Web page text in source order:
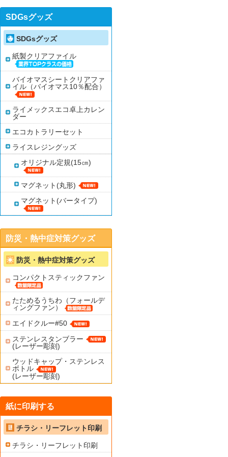
SDGsグッズ
SDGsグッズ
紙製クリアファイル
バイオマスシートクリアファ
イル（バイオマス10％配合）
ライメックスエコ卓上カレン
ダー
エコカトラリーセット
ライスレジングッズ
オリジナル定規(15㎝)
マグネット(丸形)
マグネット(バータイプ)
防災・熱中症対策グッズ
防災・熱中症対策グッズ
コンパクトスティックファン
たためるうちわ（フォールデ
ィングファン）
エイドクルー#50
ステンレスタンブラー
(レーザー彫刻)
ウッドキャップ・ステンレス
ボトル
(レーザー彫刻)
紙に印刷する
チラシ・リーフレット印刷
チラシ・リーフレット印刷